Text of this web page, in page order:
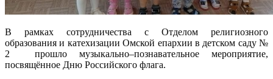
В рамках сотрудничества с Отделом религиозного
образования и катехизации Омской епархии в детском саду №
2 прошло музыкально–познавательное мероприятие,
посвящённое Дню Российского флага.